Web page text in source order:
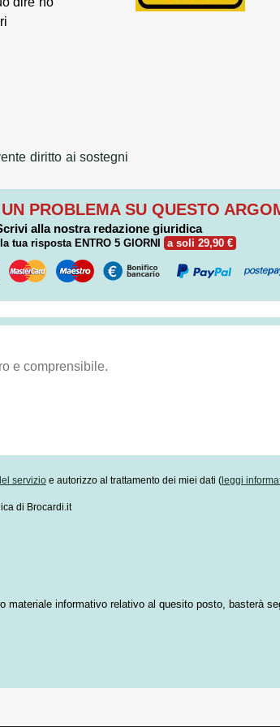
diritto ai sostegni
PROBLEMA SU QUESTO
alla nostra redazione giuridica
tua risposta ENTRO 5 GIORNI a soli 29,90 €
servizio e autorizzo al trattamento dei miei dati ( leggi
di Brocardi.it
materiale informativo relativo al quesito posto, basterà